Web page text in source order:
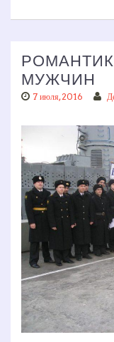
МУЖЧИН
7 июля, 2016